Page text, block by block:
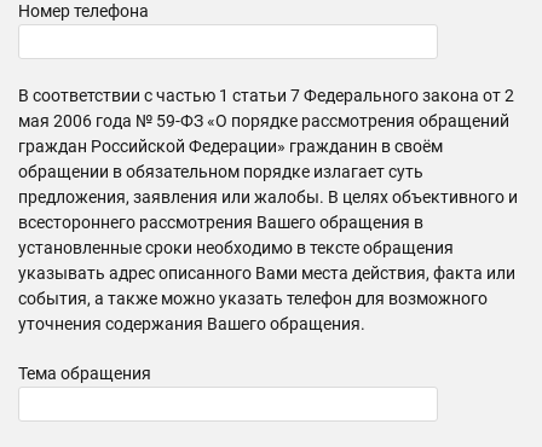
Номер телефона
В соответствии с частью 1 статьи 7 Федерального закона от 2
мая 2006 года № 59-ФЗ «О порядке рассмотрения обращений
граждан Российской Федерации» гражданин в своём
обращении в обязательном порядке излагает суть
предложения, заявления или жалобы. В целях объективного и
всестороннего рассмотрения Вашего обращения в
установленные сроки необходимо в тексте обращения
указывать адрес описанного Вами места действия, факта или
события, а также можно указать телефон для возможного
уточнения содержания Вашего обращения.
Тема обращения